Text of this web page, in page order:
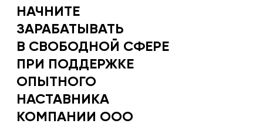
НАЧНИТЕ
ЗАРАБАТЫВАТЬ
В СВОБОДНОЙ СФЕРЕ
ПРИ ПОДДЕРЖКЕ
ОПЫТНОГО
НАСТАВНИКА
КОМПАНИИ ООО